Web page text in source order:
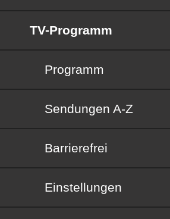
TV-Programm
Programm
Sendungen von A bis Z
Sendungen A-Z
Barrierefrei
Barrierefrei
Einstellungen